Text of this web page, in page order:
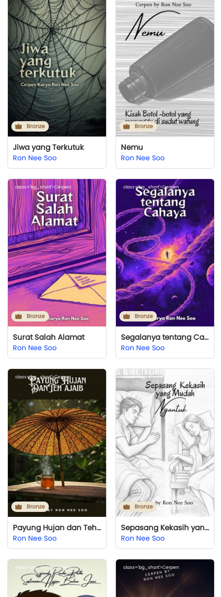
Bronze
Jiwa yang Terkutuk
Ron Nee Soo
Bronze
Nemu
Ron Nee Soo
class='bg_short'>Cerpen
Bronze
Surat Salah Alamat
Ron Nee Soo
class='bg_short'>Cerpen
Bronze
Segalanya tentang Cahaya
Ron Nee Soo
class='bg_short'>Cerpen
Bronze
Payung Hujan dan Teh Ajaib
Ron Nee Soo
class='bg_short'>Cerpen
Bronze
Sepasang Kekasih yang Mudah Mengantuk
Ron Nee Soo
class='bg_short'>Cerpen class='bg_short'>Cerpen